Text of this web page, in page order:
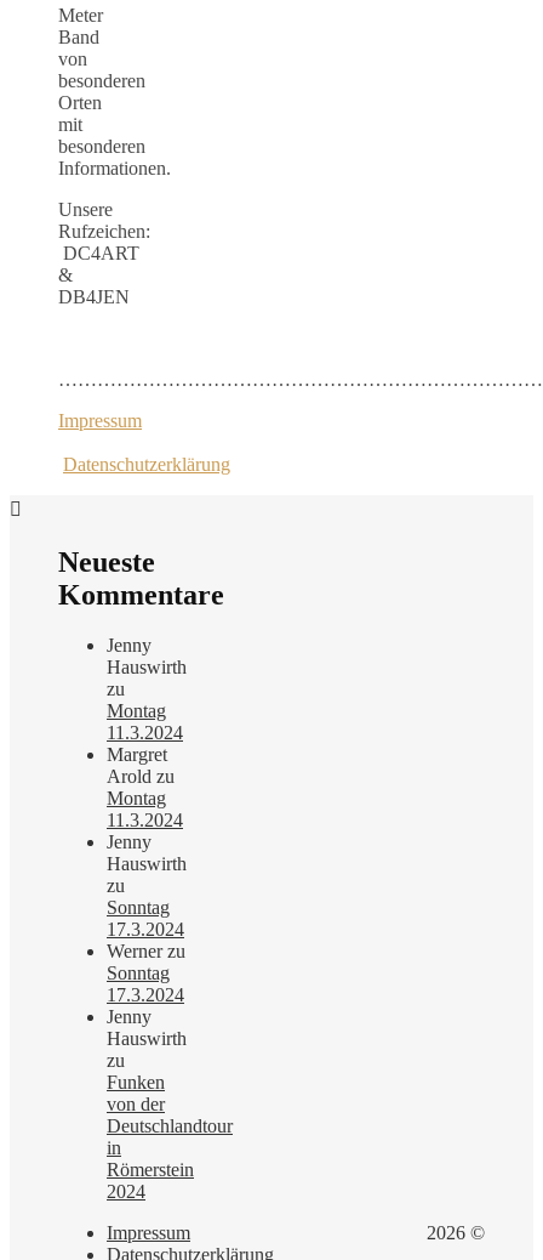
Meter
Band
von
besonderen
Orten
mit
besonderen
Informationen.
Unsere
Rufzeichen:
DC4ART
&
DB4JEN
Impressum
Datenschutzerklärung
Neueste
Kommentare
Jenny
Hauswirth
zu
Montag
11.3.2024
Margret
Arold zu
Montag
11.3.2024
Jenny
Hauswirth
zu
Sonntag
17.3.2024
Wernerzu
Sonntag
17.3.2024
Jenny
Hauswirth
zu
Funken
von der
Deutschlandtour
in
Römerstein
2024
2026 ©
Impressum
Datenschutzerklärung